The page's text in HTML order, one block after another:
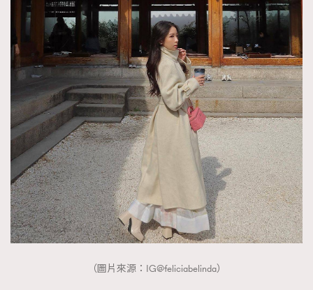
（圖片來源：IG@feliciabelinda）